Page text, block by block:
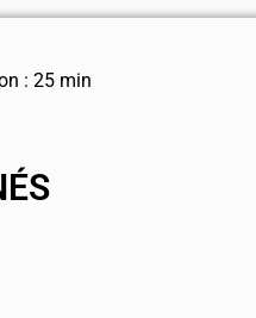
: 25 min